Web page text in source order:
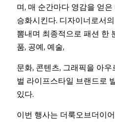
며, 매 순간마다 영감을 얻
승화시킨다. 디자이너로서
뽐내며 최종적으로 패션 한
품, 공예, 예술,
문화, 콘텐츠, 그래픽을 아
벌 라이프스타일 브랜드로
있다.
이번 행사는 더룩오브더이